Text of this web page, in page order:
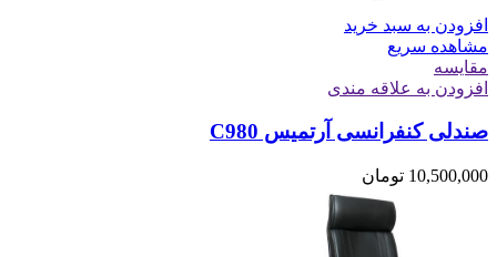
افزودن به سبد خرید
مشاهده سریع
مقایسه
افزودن به علاقه مندی
صندلی کنفرانسی آرتمیس C980
10,500,000 تومان